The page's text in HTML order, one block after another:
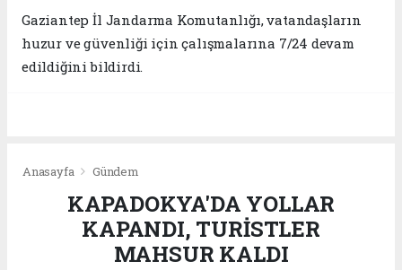
Gaziantep İl Jandarma Komutanlığı, vatandaşların
huzur ve güvenliği için çalışmalarına 7/24 devam
edildiğini bildirdi.
Anasayfa Gündem
KAPADOKYA'DA YOLLAR
KAPANDI, TURİSTLER
MAHSUR KALDI